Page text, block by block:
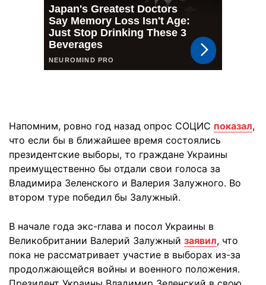
Напомним, ровно год назад опрос СОЦИС показал,
что если бы в ближайшее время состоялись
президентские выборы, то граждане Украины
преимущественно бы отдали свои голоса за
Владимира Зеленского и Валерия Залужного. Во
втором туре победил бы Залужный.
В начале года экс-глава и посол Украины в
Великобритании Валерий Залужный заявил, что
пока не рассматривает участие в выборах из-за
продолжающейся войны и военного положения.